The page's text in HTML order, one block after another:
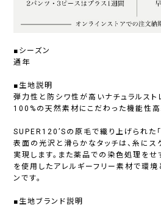
■シーズン
通年
■生地説明
弾力性と防シワ性が高いナチュラルスト
100%の天然素材にこだわった機能性高
SUPER120’Sの原毛で織り上げられた
表面の光沢と滑らかなタッチは、糸にス
実現します。また薬品での染色処理を
を使用したアレルギーフリー素材で環境
ンです。
■生地ブランド説明